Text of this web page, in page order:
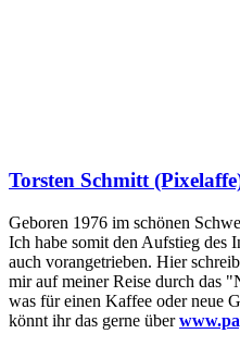
Torsten Schmitt
Geboren 1976 im schönen
Ich habe somit den Aufstieg des
auch vorangetrieben. Hier
mir auf meiner Reise durch das
was für einen Kaffee oder neue
könnt ihr das gerne über